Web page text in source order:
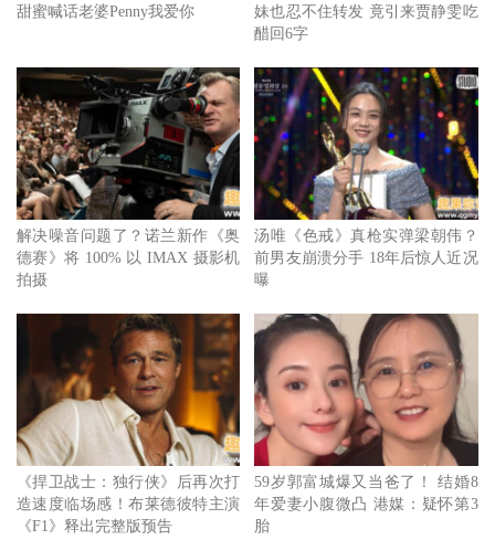
几年之后，迪士尼的《魔法满屋》有了与米兰达全方位合作
的机会，《动物方城市》两位导演拜伦霍华德和杰瑞布希花
了5年的时间筹备制作《魔法满屋》，他们带着动画师、米
兰达和米兰达的父亲前往哥伦比亚，霍华德说：为什么我们
要带米兰达的父亲一起去？理由很简单，这是一部有关于家
庭的电影，我们想要亲眼目睹他的家庭动态和关系！
导演表示，他们看着这位作曲家足迹几乎踏遍哥伦比亚，他
就像一块海绵，将当地所有的音乐风格完全吸收，从鼓、打
击乐再到吉他，真是太神奇了，他接受一切并带回家创作出
雷鬼、情歌甚至是民歌，每一首都是令人惊叹的音符。而米
兰达坦承，为这部电影制作音乐，完全跳脱了我的舒适圈，
毕竟采用了大量的西班牙歌词。
甜蜜喊话老婆Penny我爱你
妹也忍不住转发 竟引来贾静雯吃
醋回6字
解决噪音问题了？诺兰新作《奥
德赛》将 100% 以 IMAX 摄影机
拍摄
汤唯《色戒》真枪实弹梁朝伟？
前男友崩溃分手 18年后惊人近况
曝
《捍卫战士：独行侠》后再次打
造速度临场感！布莱德彼特主演
《F1》释出完整版预告
59岁郭富城爆又当爸了！ 结婚8
年爱妻小腹微凸 港媒：疑怀第3
胎